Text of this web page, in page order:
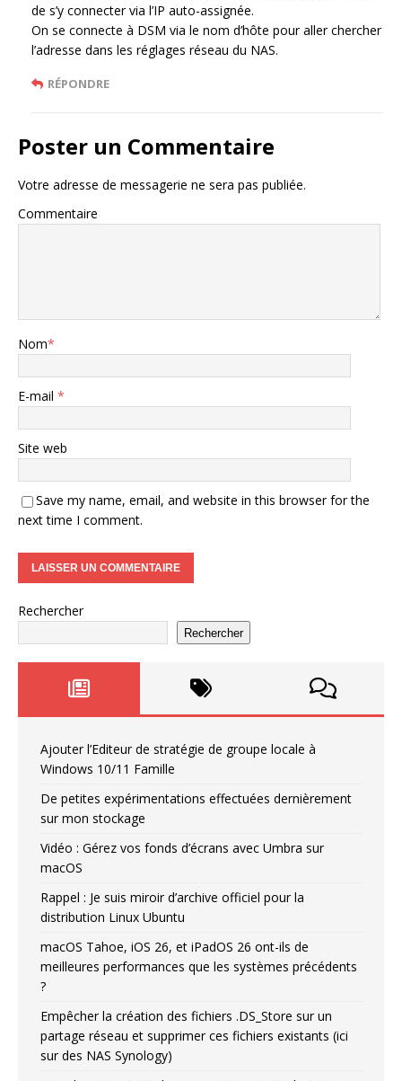
de s’y connecter via l’IP auto-assignée.
On se connecte à DSM via le nom d’hôte pour aller chercher
l’adresse dans les réglages réseau du NAS.
RÉPONDRE
Poster un Commentaire
Votre adresse de messagerie ne sera pas publiée.
Commentaire
Nom*
E-mail *
Site web
Save my name, email, and website in this browser for the
next time I comment.
Rechercher
Rechercher
Ajouter l’Editeur de stratégie de groupe locale à
Windows 10/11 Famille
De petites expérimentations effectuées dernièrement
sur mon stockage
Vidéo : Gérez vos fonds d’écrans avec Umbra sur
macOS
Rappel : Je suis miroir d’archive officiel pour la
distribution Linux Ubuntu
macOS Tahoe, iOS 26, et iPadOS 26 ont-ils de
meilleures performances que les systèmes précédents
?
Empêcher la création des fichiers .DS_Store sur un
partage réseau et supprimer ces fichiers existants (ici
sur des NAS Synology)